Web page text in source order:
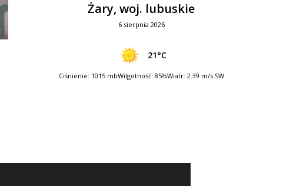
Żary, woj. lubuskie
6 sierpnia 2026
21°C
Ciśnienie: 1015 mbWilgotność: 85%Wiatr: 2.39 m/s SW